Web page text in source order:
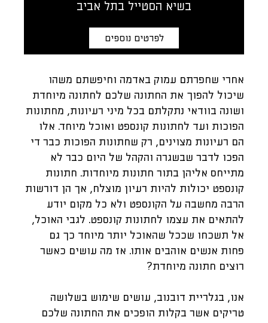
בשיא הסטייל בתל אביב
לפרטים נוספים
אחרי שחפרתם עמוק באדמה וחיפשתם משהו
שיכול להפוך את החתונה שלכם לחתונה מיוחדת
ושונה בוודאי נתקלתם בכל מיני רעיונות, מחתונות
הפוכות ועד לחתונות קונספט ואוכל מיוחד. אלו
הם רעיונות מצוינים, רק שחתונות הפוכות כבר די
הפכו לדבר שבשגרה והקהל של היום כבר לא
מתייחס אליהן בתור חתונות מיוחדות. חתונות
קונספט יכולות להיות רעיון מוצלח, אך הן דורשות
הרבה מחשבה על הקונספט ולא כל מקום יודע
להתאים את עצמו לחתונות קונספט. לגבי האוכל,
אל תשכחו שככל שהאוכל יותר מיוחד כך גם
פחות אנשים אוהבים אותו. אז מה עושים כאשר
רוצים חתונה מיוחדת?
אנו, בגלריית דובנוב, עושים שימוש בשלושה
טריקים אשר בקלות הופכים את החתונה שלכם